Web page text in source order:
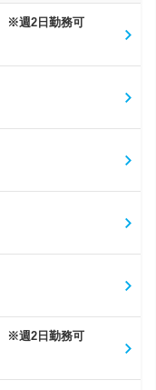
※週2日勤務可
※週2日勤務可